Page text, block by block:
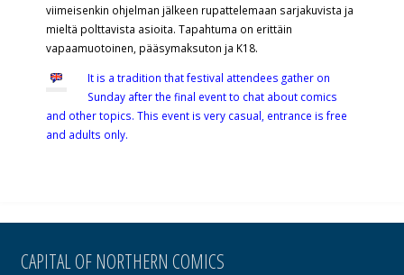
viimeisenkin ohjelman jälkeen rupattelemaan sarjakuvista ja
mieltä polttavista asioita. Tapahtuma on erittäin
vapaamuotoinen, pääsymaksuton ja K18.
It is a tradition that festival attendees gather on
Sunday after the final event to chat about comics
and other topics. This event is very casual, entrance is free
and adults only.
CAPITAL OF NORTHERN COMICS